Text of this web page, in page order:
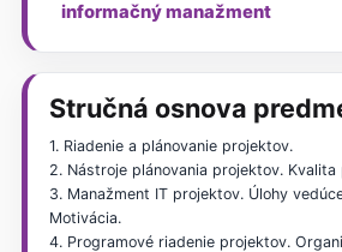
informačný manažment
Stručná osnova
1. Riadenie a plánovanie projektov.
2. Nástroje plánovania projektov. Kvalita
3. Manažment IT projektov. Úlohy
Motivácia.
4. Programové riadenie projektov.